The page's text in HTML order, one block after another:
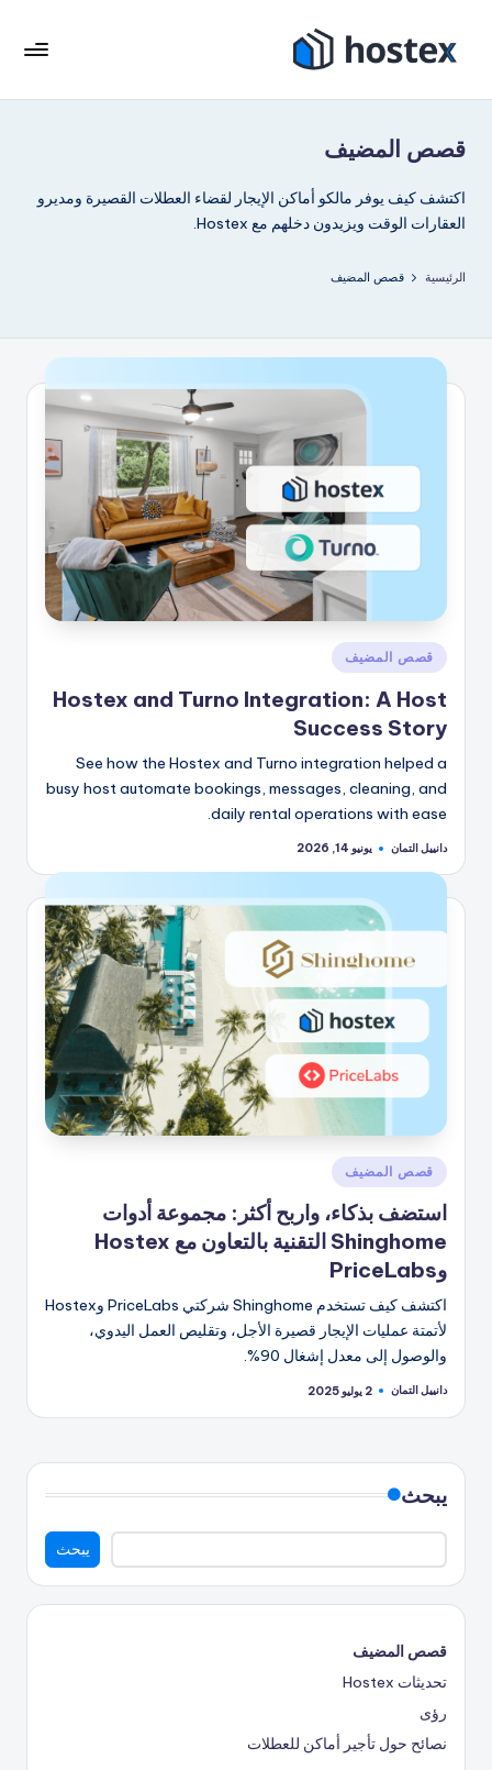
التجاوز
المحتوى
ك
س
عطلتك
على
الطيار
الآلي
باستخدام
الاصطناعي
قصص المضيف
اكتشف كيف يوفر مالكو أماكن الإيجار لقضاء العطلات القصيرة ومديرو
العقارات الوقت ويزيدون دخلهم مع Hostex.
الرئيسية قصص المضيف
نُشر
في
قصص المضيف
Hostex and Turno Integration: A Host
Success Story
See how the Hostex and Turno integration helped a
busy host automate bookings, messages, cleaning, and
daily rental operations with ease.
تمّ
بواسطة
دانييل التمان يونيو 14, 2026
نُشر
في
قصص المضيف
استضف بذكاء، واربح أكثر: مجموعة أدوات
Shinghome التقنية بالتعاون مع Hostex
وPriceLabs
اكتشف كيف تستخدم Shinghome شركتي PriceLabs وHostex
لأتمتة عمليات الإيجار قصيرة الأجل، وتقليص العمل اليدوي،
والوصول إلى معدل إشغال 90%.
تمّ
دانييل التمان 2 يوليو 2025
يبحث
يبحث
قصص المضيف
تحديثات Hostex
رؤى
نصائح حول تأجير أماكن للعطلات